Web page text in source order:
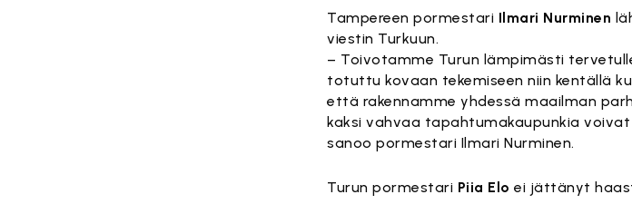
Tampereen pormestari Ilmari Nurminen
viestin Turkuun.
– Toivotamme Turun lämpimästi
totuttu kovaan tekemiseen niin kentällä
että rakennamme yhdessä maailman
kaksi vahvaa tapahtumakaupunkia
sanoo pormestari Ilmari Nurminen.
Turun pormestari Piia Elo ei jättänyt